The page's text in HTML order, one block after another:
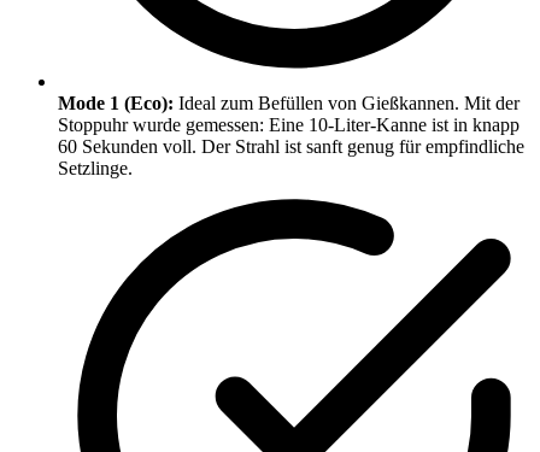
Mode 1 (Eco): Ideal zum Befüllen von Gießkannen. Mit der
Stoppuhr wurde gemessen: Eine 10-Liter-Kanne ist in knapp
60 Sekunden voll. Der Strahl ist sanft genug für empfindliche
Setzlinge.